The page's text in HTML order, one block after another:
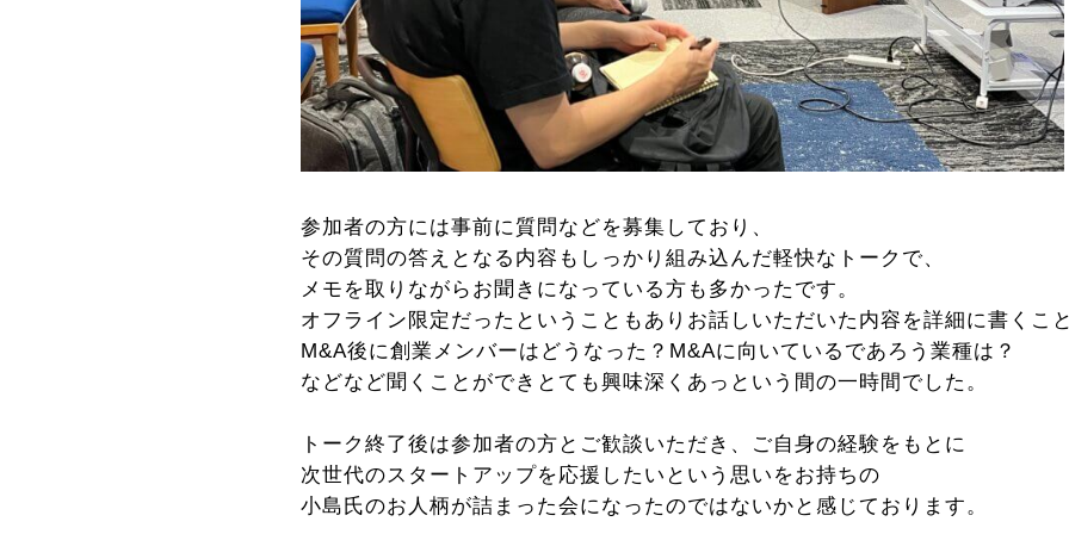
参加者の方には事前に質問などを募集しており、
その質問の答えとなる内容もしっかり組み込んだ軽快なトークで、
メモを取りながらお聞きになっている方も多かったです。
オフライン限定だったということもありお話しいただいた内容を詳細に書くこ
M&A後に創業メンバーはどうなった？ M&Aに向いているであろう業種は？
などなど聞くことができ とても興味深くあっという間の一時間でした。
トーク終了後は参加者の方とご歓談いただき、ご自身の経験をもとに
次世代のスタートアップを応援したいという思いをお持ちの
小島氏のお人柄が詰まった会になったのではないかと感じております。